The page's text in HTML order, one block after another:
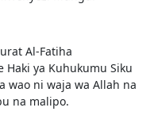
Al-Fatiha
ya Kuhukumu Siku
wao ni waja wa Allah na
na malipo.